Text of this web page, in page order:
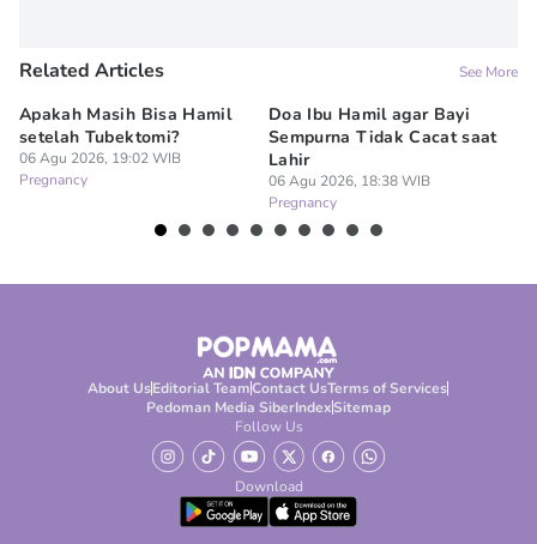
Related Articles See More
Apakah Masih Bisa Hamil
setelah Tubektomi?
06 Agu 2026, 19:02 WIB
Pregnancy
Doa Ibu Hamil agar Bayi
Sempurna Tidak Cacat saat
Lahir
06 Agu 2026, 18:38 WIB
Pregnancy
About UsEditorial TeamContact UsTerms of Services
Pedoman Media SiberIndexSitemap
Follow Us
Download